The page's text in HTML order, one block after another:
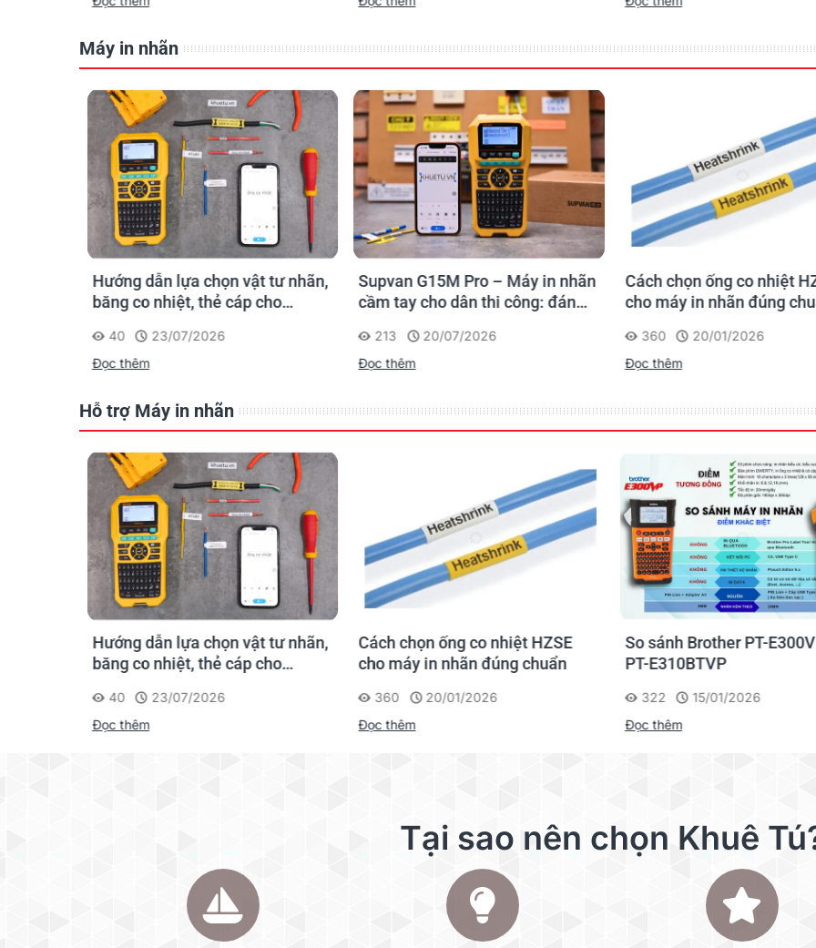
Tại KHUÊ TÚ, chúng tôi luôn có sẵn một lượng lớn sản phẩm nhãn Dymo để kịp thời cung cấp cho Quý
Đặc tính nổi bật
Sử dụng chất liệugiấy cao cấp, chống bám bụi, dễ lau chùi
Keo có độ bám dính tốt, có thể tháo gỡ được tem màkhông để lại lớp keo dính trên bề mặt
Dán được trên các bề mặt phẳng như
giấy, carton, nhựa, gỗ…
Tem nhãn dạng cuộn, giúp in nhiều nhãn một cách dễ dàng
Thiết kế độc đáo, dễ dàng tháo bỏ lớp băng dínhphía sau
Tem nhãn thường dùng để
in nhãn bìa hồ sơ , ngoài ra còn sử dụng được cho nhiều mục đích kháctùy
Đạt các tiêu chuẩn quốc tế như:
UL 696, RoHS, IEC 61439,…
Máy in nhãn
Hướng dẫn lựa chọn vật tư nhãn,
băng co nhiệt, thẻ cáp cho
40
23/07/2026
Đọc thêm
Supvan G15M Pro – Máy in nhãn
cầm tay cho dân thi công: đánh
công trình
213
20/07/2026
Đọc thêm
Cách chọn ống co nhiệt
cho máy in nhãn đúng
360
20/01/2026
Đọc thêm
Hỗ trợ Máy in nhãn
Hướng dẫn lựa chọn vật tư nhãn,
băng co nhiệt, thẻ cáp cho
40
23/07/2026
Đọc thêm
Cách chọn ống co nhiệt HZSE
cho máy in nhãn đúng chuẩn
360
20/01/2026
Đọc thêm
So sánh Brother PT-
PT-E310BTVP
322
15/01/2026
Đọc thêm
Tại sao nên chọn Khuê